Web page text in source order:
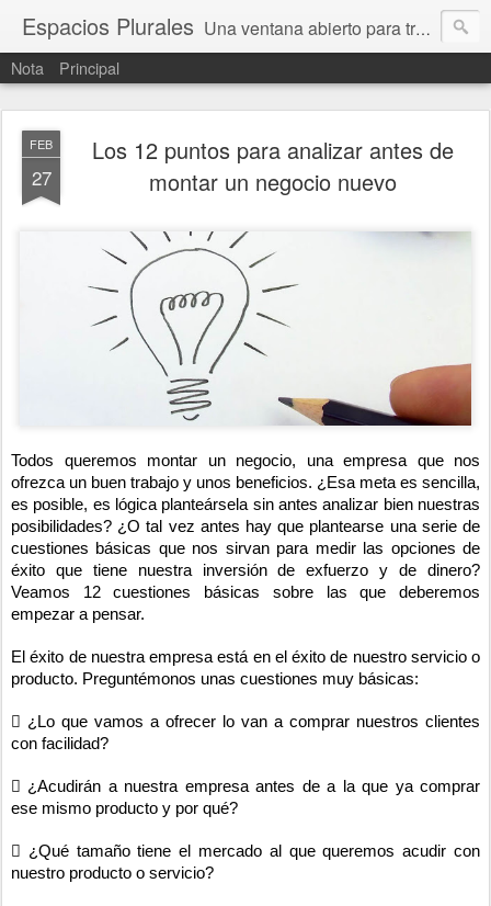
Espacios Plurales Una ventana abierto para tratar problemas que nos afectan a todxs. Temas sociales, educación, cultura, economía, política, derechos, calidad de vida. Estamos gobernados, pero queremos una calidad mayor en la política.
Nota Principal
FEB
27
Los 12 puntos para analizar antes de
montar un negocio nuevo
Todos queremos montar un negocio, una empresa que nos
ofrezca un buen trabajo y unos beneficios. ¿Esa meta es sencilla,
es posible, es lógica planteársela sin antes analizar bien nuestras
posibilidades? ¿O tal vez antes hay que plantearse una serie de
cuestiones básicas que nos sirvan para medir las opciones de
éxito que tiene nuestra inversión de exfuerzo y de dinero?
Veamos 12 cuestiones básicas sobre las que deberemos
empezar a pensar.
El éxito de nuestra empresa está en el éxito de nuestro servicio o
producto. Preguntémonos unas cuestiones muy básicas:
 ¿Lo que vamos a ofrecer lo van a comprar nuestros clientes
con facilidad?
 ¿Acudirán a nuestra empresa antes de a la que ya comprar
ese mismo producto y por qué?
 ¿Qué tamaño tiene el mercado al que queremos acudir con
nuestro producto o servicio?